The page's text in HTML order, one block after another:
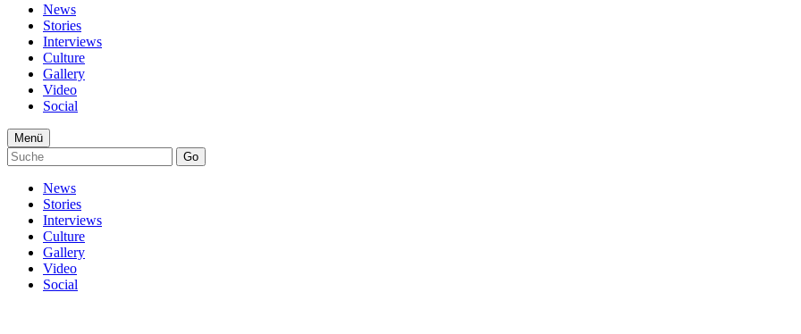
News
Stories
Interviews
Culture
Gallery
Video
Social
Menü
Go
News
Stories
Interviews
Culture
Gallery
Video
Social